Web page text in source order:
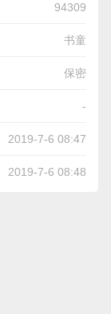
94309
书童
保密
-
2019-7-6 08:47
2019-7-6 08:48